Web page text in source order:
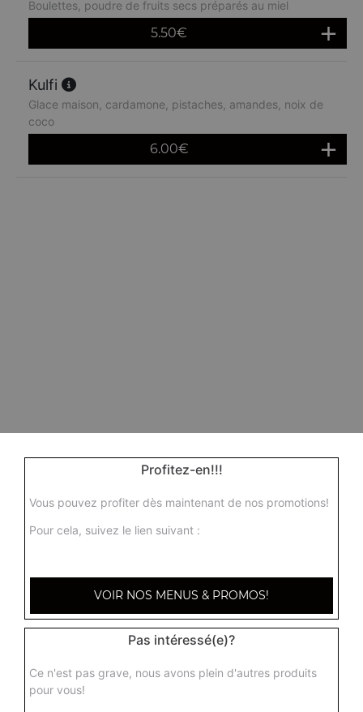
Boulettes, poudre de fruits secs préparés au miel
5.50€
Kulfi
Glace maison, cardamone, pistaches, amandes, noix de
coco
6.00€
Profitez-en!!!
Vous pouvez profiter dès maintenant de nos promotions!
Pour cela, suivez le lien suivant :
VOIR NOS MENUS & PROMOS!
Pas intéressé(e)?
Ce n'est pas grave, nous avons plein d'autres produits
pour vous!